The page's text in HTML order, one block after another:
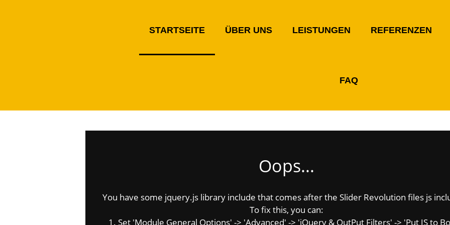
STARTSEITE ÜBER UNS LEISTUNGEN REFERENZEN
FAQ
Oops...
You have some jquery.js library include that comes after the Slider Revolution files js
To fix this, you can:
1. Set 'Module General Options' -> 'Advanced' -> 'jQuery & OutPut Filters' -> 'Put JS to